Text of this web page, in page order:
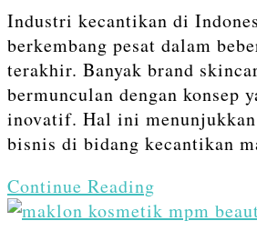
Industri kecantikan di
berkembang pesat dalam
terakhir. Banyak brand
bermunculan dengan konsep
inovatif. Hal ini menunjukkan
bisnis di bidang kecantikan
Continue Reading
Maklon